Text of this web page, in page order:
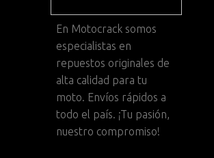
En Motocrack somos
especialistas en
repuestos originales de
alta calidad para tu
moto. Envíos rápidos a
todo el país. ¡Tu pasión,
nuestro compromiso!